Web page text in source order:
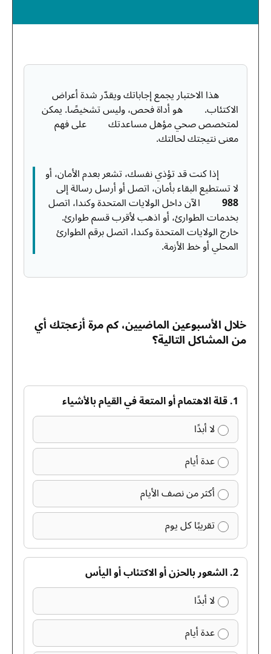
هذا الاختبار يجمع إجاباتك ويقدّر شدة أعراض
الاكتئاب. هو أداة فحص، وليس تشخيصًا. يمكن
لمتخصص صحي مؤهل مساعدتك على فهم
معنى نتيجتك لحالتك.
إذا كنت قد تؤذي نفسك، تشعر بعدم الأمان، أو
لا تستطيع البقاء بأمان، اتصل أو أرسل رسالة إلى
988 الآن داخل الولايات المتحدة وكندا، اتصل
بخدمات الطوارئ، أو اذهب لأقرب قسم طوارئ.
خارج الولايات المتحدة وكندا، اتصل برقم الطوارئ
المحلي أو خط الأزمة.
خلال الأسبوعين الماضيين، كم مرة أزعجتك أي
من المشاكل التالية؟
1. قلة الاهتمام أو المتعة في القيام بالأشياء
لا أبدًا
عدة أيام
أكثر من نصف الأيام
تقريبًا كل يوم
2. الشعور بالحزن أو الاكتئاب أو اليأس
لا أبدًا
عدة أيام